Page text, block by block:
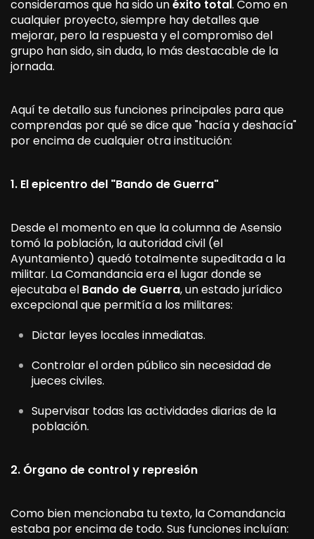
consideramos que ha sido unéxito total. Como en
cualquier proyecto, siempre hay detalles que
mejorar, pero la respuesta y el compromiso del
grupo han sido, sin duda, lo más destacable de la
jornada.
Aquí te detallo sus funciones principales para que
comprendas por qué se dice que "hacía y deshacía"
por encima de cualquier otra institución:
1. El epicentro del "Bando de Guerra"
Desde el momento en que la columna de Asensio
tomó la población, la autoridad civil (el
Ayuntamiento) quedó totalmente supeditada a la
militar. La Comandancia era el lugar donde se
ejecutaba el Bando de Guerra, un estado jurídico
excepcional que permitía a los militares:
Dictar leyes locales inmediatas.
Controlar el orden público sin necesidad de
jueces civiles.
Supervisar todas las actividades diarias de la
población.
2. Órgano de control y represión
Como bien mencionaba tu texto, la Comandancia
estaba por encima de todo. Sus funciones incluían: